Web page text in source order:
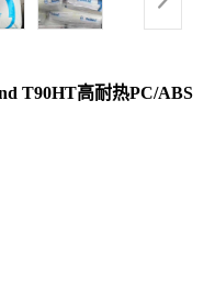
T90HT高耐热PC/ABS